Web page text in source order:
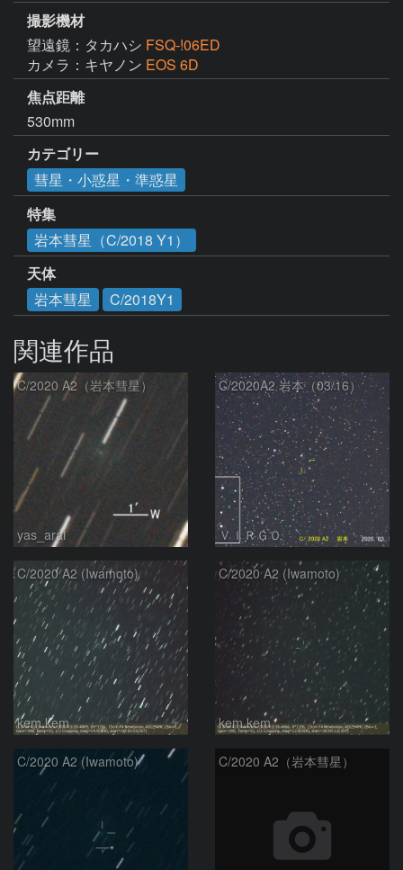
撮影機材
望遠鏡：タカハシ FSQ-!06ED
カメラ：キヤノン EOS 6D
焦点距離
530mm
カテゴリー
彗星・小惑星・準惑星
特集
岩本彗星（C/2018 Y1）
天体
岩本彗星
C/2018Y1
関連作品
C/2020 A2（岩本彗星）
yas_arai
C/2020A2 岩本（03/16）
ＶＩＲＧＯ
C/2020 A2 (Iwamoto)
kem.kem
C/2020 A2 (Iwamoto)
kem.kem
C/2020 A2 (Iwamoto) C/2020 A2（岩本彗星）